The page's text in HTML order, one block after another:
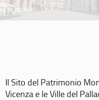
Il Sito del Patrimonio
Vicenza e le Ville del